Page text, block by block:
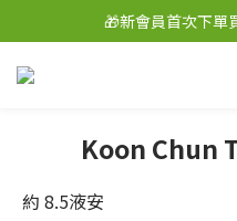
🎁新會員首次下單
Koon Chun
約 8.5液安